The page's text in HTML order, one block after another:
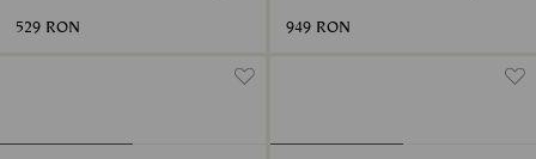
529 RON 949 RON